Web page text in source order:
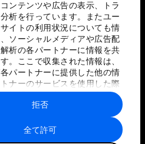
ンテンツや広告の表示、トラ
析を行っています。またユー
イトの利用状況についても情
ソーシャルメディアや広告配
析の各パートナーに情報を共
。ここで収集された情報は、
パートナーに提供した他の情
ナーのサービスを使用した際
情報と組み合わされ、各パー
て使用されることがありま
全て許可
拒否
リシーと利用規約
トマップ